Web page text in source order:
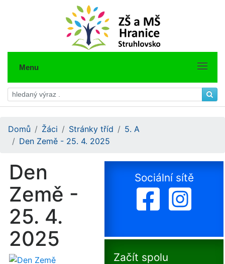
Menu
Domů Žáci Stránky tříd
5. A
Den Země - 25. 4. 2025
Den
Země -
25. 4.
2025
Sociální sítě
Začít spolu